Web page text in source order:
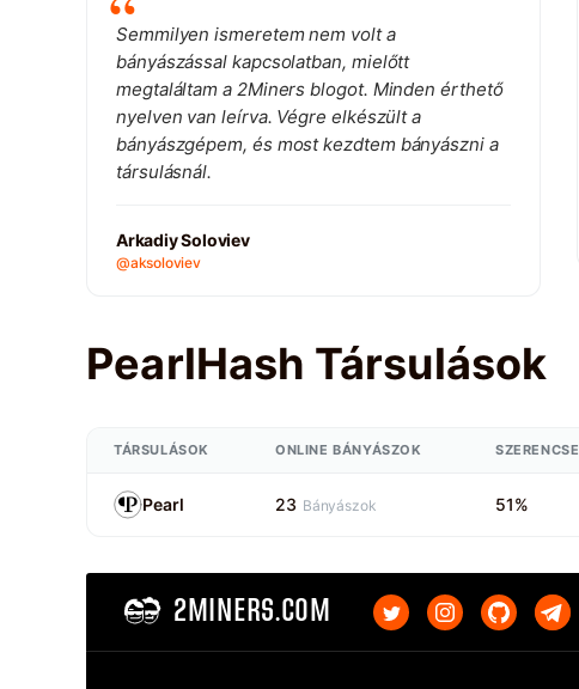
Semmilyen ismeretem nem volt a
bányászással kapcsolatban, mielőtt
megtaláltam a 2Miners blogot. Minden érthető
nyelven van leírva. Végre elkészült a
bányászgépem, és most kezdtem bányászni a
társulásnál.
Arkadiy Soloviev
@aksoloviev
PearlHash Társulások
TÁRSULÁSOK ONLINE BÁNYÁSZOK SZERENCSE
Pearl 23 Bányászok 51%
2MINERS.COM